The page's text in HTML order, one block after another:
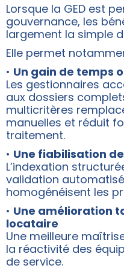
Lorsque la GED est
gouvernance, les
largement la simple
Elle permet
• Un gain de temps
Les gestionnaires
aux dossiers
multicritères
manuelles et réduit
traitement.
• Une fiabilisation
L’indexation
validation
homogénéisent les
• Une amélioration
locataire
Une meilleure
la réactivité des
de service.